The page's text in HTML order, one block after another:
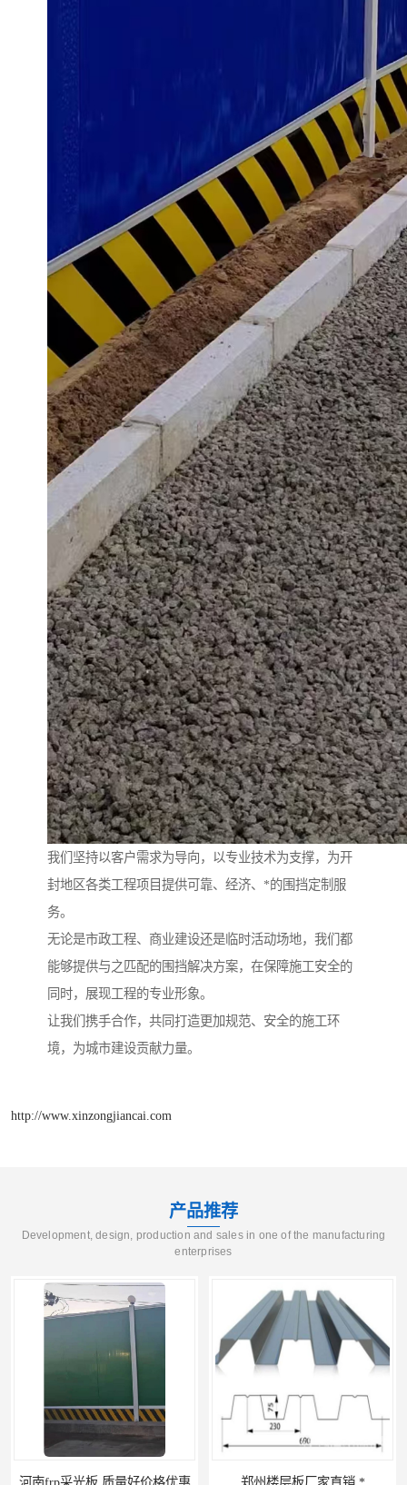
我们坚持以客户需求为导向，以专业技术为支撑，为开
封地区各类工程项目提供可靠、经济、*的围挡定制服
务。
无论是市政工程、商业建设还是临时活动场地，我们都
能够提供与之匹配的围挡解决方案，在保障施工安全的
同时，展现工程的专业形象。
让我们携手合作，共同打造更加规范、安全的施工环
境，为城市建设贡献力量。
http://www.xinzongjiancai.com
产品推荐
Development, design, production and sales in one of the manufacturing
enterprises